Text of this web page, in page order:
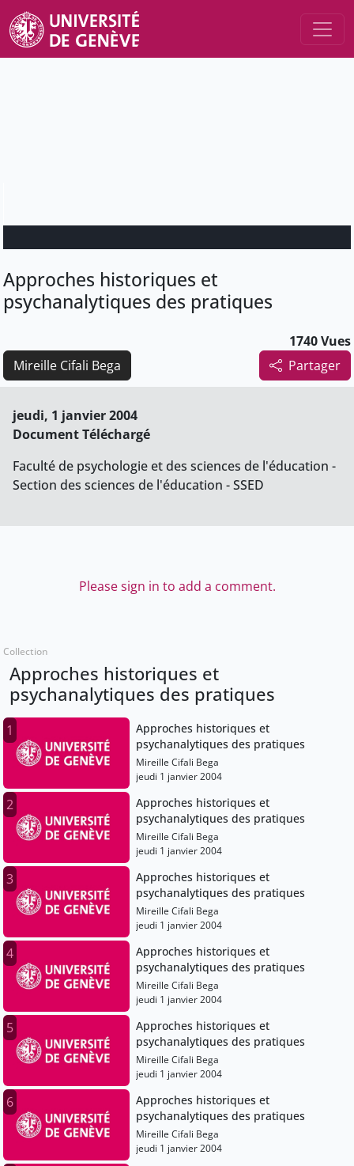
Approches historiques et
psychanalytiques des pratiques
1740 Vues
Partager
Mireille Cifali Bega
jeudi, 1 janvier 2004
Document Téléchargé
Faculté de psychologie et des sciences de l'éducation -
Section des sciences de l'éducation - SSED
Please sign in to add a comment.
Collection
Approches historiques et
psychanalytiques des pratiques
1
Approches historiques et
psychanalytiques des pratiques
Mireille Cifali Bega
jeudi 1 janvier 2004
2
Approches historiques et
psychanalytiques des pratiques
Mireille Cifali Bega
jeudi 1 janvier 2004
3
Approches historiques et
psychanalytiques des pratiques
Mireille Cifali Bega
jeudi 1 janvier 2004
4
Approches historiques et
psychanalytiques des pratiques
Mireille Cifali Bega
jeudi 1 janvier 2004
5
Approches historiques et
psychanalytiques des pratiques
Mireille Cifali Bega
jeudi 1 janvier 2004
6
Approches historiques et
psychanalytiques des pratiques
Mireille Cifali Bega
jeudi 1 janvier 2004